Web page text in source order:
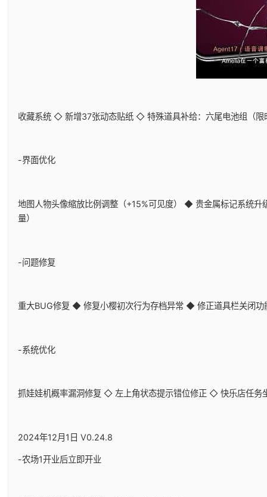
收藏系统 ◇ 新增37张动态贴纸 ◇ 特殊道具补给：六尾电池组（限
-界面优化
地图人物头像缩放比例调整（+15%可见度） ◆ 贵金属标记系统
量）
-问题修复
重大BUG修复 ◆ 修复小樱初次行为存档异常 ◆ 修正道具栏关闭
-系统优化
抓娃娃机概率漏洞修复 ◇ 左上角状态提示错位修正 ◇ 快乐店任务
2024年12月1日 V0.24.8
-农场1开业后立即开业